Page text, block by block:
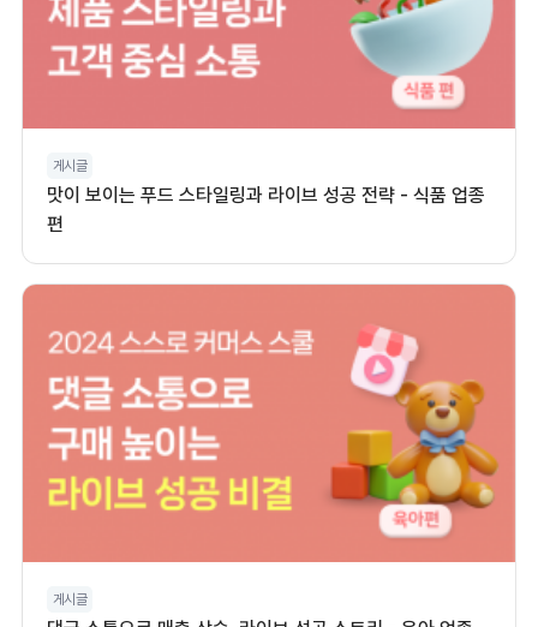
게시글
맛이 보이는 푸드 스타일링과 라이브 성공 전략 - 식품 업종
편
게시글